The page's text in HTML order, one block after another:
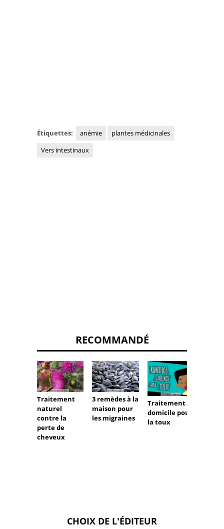
Étiquettes: anémie
plantes médicinales
Vers intestinaux
RECOMMANDÉ
Traitement
naturel
contre la
perte de
cheveux
3 remèdes à la
maison pour
les migraines
Traitement à
domicile pour
la toux
CHOIX DE L'ÉDITEUR